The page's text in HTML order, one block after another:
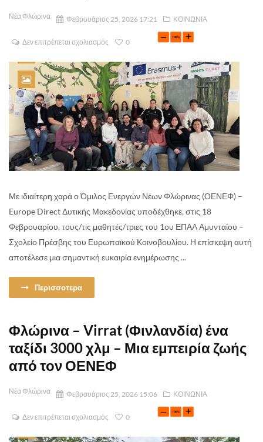
Νέα Φλώρινα Φεβρουάριος 25, 2026 17:21 ΚΟΙΝΩΝΙΑ
Δεν επιτρέπεται σχολιασμός 0
Με ιδιαίτερη χαρά ο Όμιλος Ενεργών Νέων Φλώρινας (ΟΕΝΕΦ) –
Europe Direct Δυτικής Μακεδονίας υποδέχθηκε, στις 18
Φεβρουαρίου, τους/τις μαθητές/τριες του 1ου ΕΠΑΛ Αμυνταίου –
Σχολείο Πρέσβης του Ευρωπαϊκού Κοινοβουλίου. Η επίσκεψη αυτή
αποτέλεσε μια σημαντική ευκαιρία ενημέρωσης ...
Περισσοτερα
Φλώρινα – Virrat (Φινλανδία) ένα
ταξίδι 3000 χλμ – Μια εμπειρία ζωής
από τον ΟΕΝΕΦ
Νέα Φλώρινα Φεβρουάριος 25, 2026 15:06 ΚΟΙΝΩΝΙΑ
Δεν επιτρέπεται σχολιασμός 0